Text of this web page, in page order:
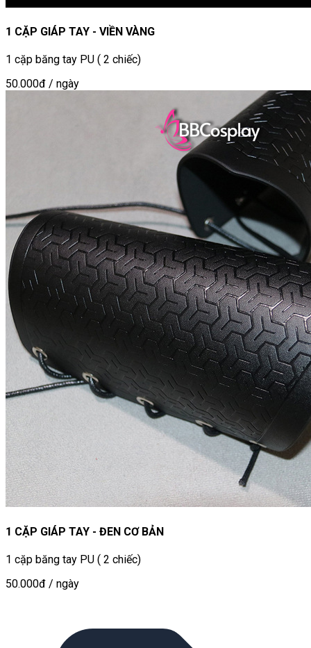
1 CẶP GIÁP TAY - VIỀN VÀNG
1 cặp băng tay PU ( 2 chiếc)
50.000đ / ngày
1 CẶP GIÁP TAY - ĐEN CƠ BẢN
1 cặp băng tay PU ( 2 chiếc)
50.000đ / ngày